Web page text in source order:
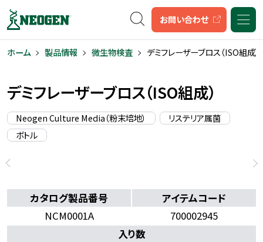
キーワード検索
お問い合わせ
ホーム 製品情報 微生物検査 デミフレーザーブロス（ISO組成）
デミフレーザーブロス（ISO組成）
Neogen Culture Media（粉末培地）
リステリア属菌
ボトル
カタログ製品番号
NCM0001A
アイテムコード
700002945
入り数